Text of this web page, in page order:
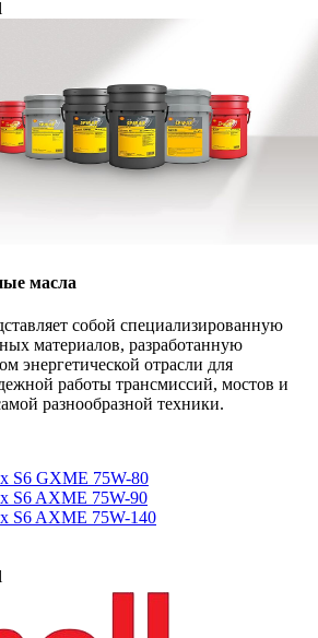
масла
собой специализированную
материалов, разработанную
энергетической отрасли для
работы трансмиссий, мостов и
разнообразной техники.
S6 GXME 75W-80
S6 AXME 75W-90
S6 AXME 75W-140